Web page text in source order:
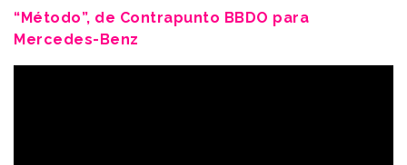
“Método”, de Contrapunto BBDO para
Mercedes-Benz